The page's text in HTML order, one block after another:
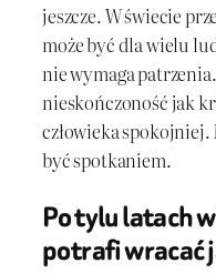
jeszcze. W świecie
może być dla wielu
nie wymaga
nieskończoność jak
człowieka spokojniej.
być spotkaniem.
Po tylu latach
potrafi wracać